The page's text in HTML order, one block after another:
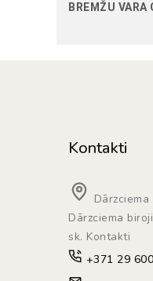
BREMŽU VARA
Kontakti
Dārzciema
sk. Kontakti
+371 29